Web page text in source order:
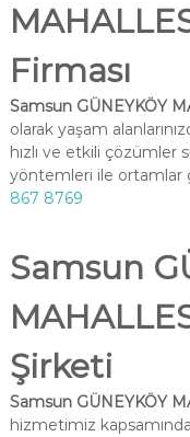
Firması
Samsun GÜNEYKÖY
olarak yaşam
hızlı ve etkili çözümler
yöntemleri ile ortamlar
867 8769
Samsun
Şirketi
Samsun GÜNEYKÖY
hizmetimiz